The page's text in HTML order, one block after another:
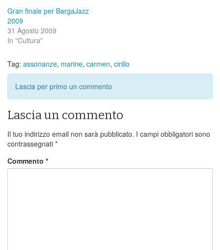
Gran finale per BargaJazz
2009
31 Agosto 2009
In "Cultura"
Tag: assonanze, marine, carmen, cirillo
Lascia per primo un commento
Lascia un commento
Il tuo indirizzo email non sarà pubblicato. I campi obbligatori sono
contrassegnati *
Commento *